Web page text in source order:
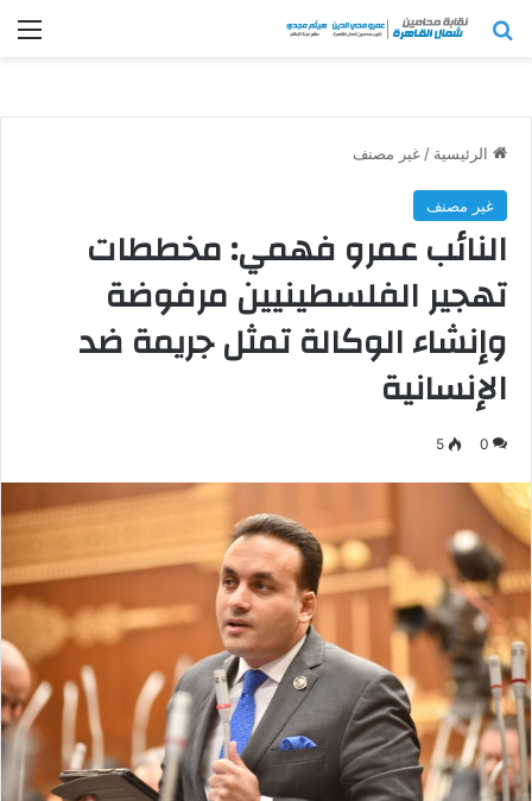
بحث عن
الرئيسية / غير مصنف
غير مصنف
النائب عمرو فهمي: مخططات
تهجير الفلسطينيين مرفوضة
وإنشاء الوكالة تمثل جريمة ضد
الإنسانية
0
5